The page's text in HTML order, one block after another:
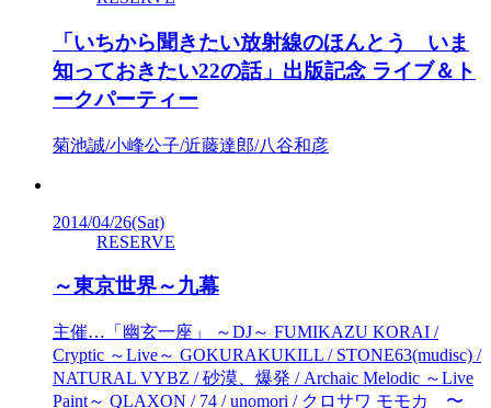
「いちから聞きたい放射線のほんとう いま
知っておきたい22の話」出版記念 ライブ＆ト
ークパーティー
菊池誠/小峰公子/近藤達郎/八谷和彦
2014/04/26(Sat)
RESERVE
～東京世界～九幕
主催…「幽玄一座」 ～DJ～ FUMIKAZU KORAI /
Cryptic ～Live～ GOKURAKUKILL / STONE63(mudisc) /
NATURAL VYBZ / 砂漠、爆発 / Archaic Melodic ～Live
Paint～ QLAXON / 74 / unomori / クロサワ モモカ 〜